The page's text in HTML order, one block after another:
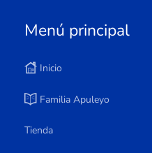
Menú principal
Inicio
Familia Apuleyo
Tienda